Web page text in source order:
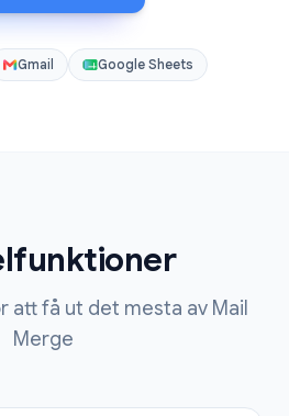
Gmail Google Sheets
att få ut det mesta av Mail
Merge